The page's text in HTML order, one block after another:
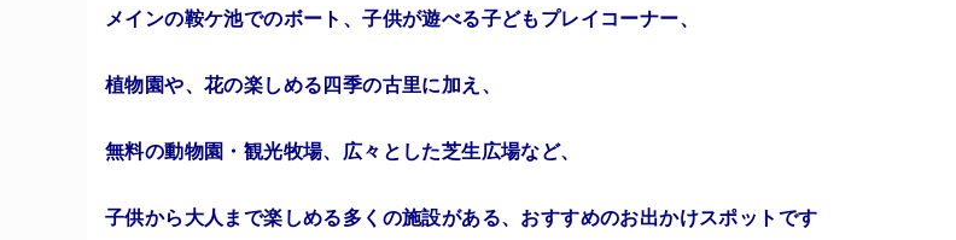
メインの鞍ケ池でのボート、子供が遊べる子どもプレイコーナー、
植物園や、花の楽しめる四季の古里に加え、
無料の動物園・観光牧場、広々とした芝生広場など、
子供から大人まで楽しめる多くの施設がある、おすすめのお出かけスポットです